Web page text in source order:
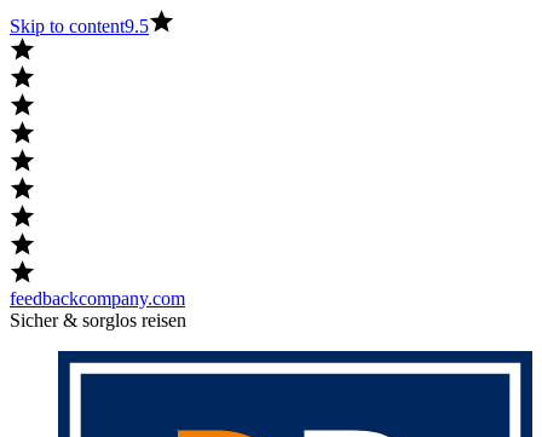
Skip to content9.5
feedbackcompany.com
Sicher & sorglos reisen